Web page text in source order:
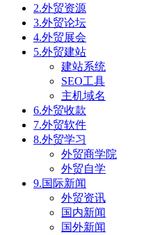
2.外贸资源
3.外贸论坛
4.外贸展会
5.外贸建站
建站系统
SEO工具
主机域名
6.外贸收款
7.外贸软件
8.外贸学习
外贸商学院
外贸自学
9.国际新闻
外贸资讯
国内新闻
国外新闻